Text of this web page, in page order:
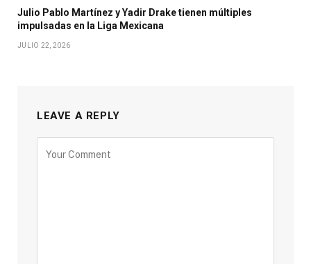
Julio Pablo Martínez y Yadir Drake tienen múltiples
impulsadas en la Liga Mexicana
JULIO 22, 2026
LEAVE A REPLY